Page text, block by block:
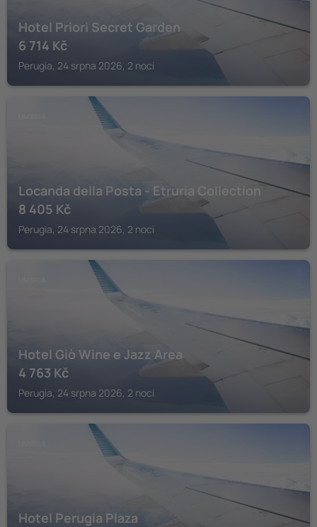
Hotel Priori Secret Garden
6 714 Kč
Perugia, 24 srpna 2026, 2 noci
Locanda della Posta - Etruria Collection
8 405 Kč
Perugia, 24 srpna 2026, 2 noci
Hotel Giò Wine e Jazz Area
4 763 Kč
Perugia, 24 srpna 2026, 2 noci
Hotel Perugia Plaza